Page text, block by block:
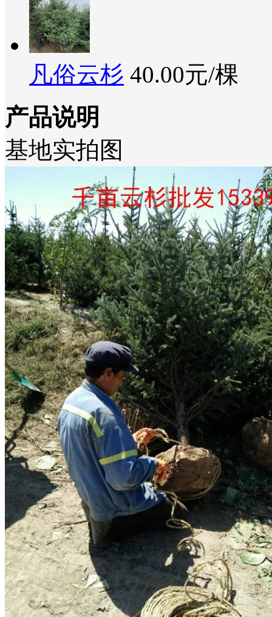
凡俗云杉 40.00元/棵
产品说明
基地实拍图